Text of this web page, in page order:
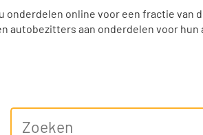
onderdelen online voor een fractie van
autobezitters aan onderdelen voor hun
op onze website ziet u onderdelen die
kwaliteitsmerken
van de beste merken voor auto-